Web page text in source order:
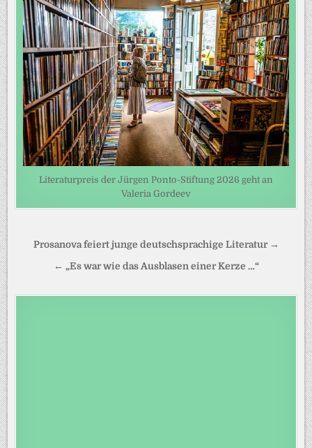
Literaturpreis der Jürgen Ponto-Stiftung 2026 geht an
Valeria Gordeev
Beitragsnavigation
Prosanova feiert junge deutschsprachige Literatur →
← „Es war wie das Ausblasen einer Kerze …“